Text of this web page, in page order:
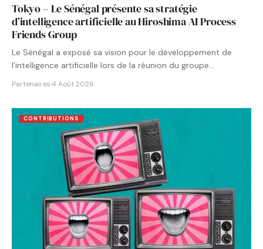
Tokyo – Le Sénégal présente sa stratégie
d’intelligence artificielle au Hiroshima AI Process
Friends Group
Le Sénégal a exposé sa vision pour le développement de
l’intelligence artificielle lors de la réunion du groupe…
Partenaires·4 Août 2026
CONTRIBUTIONS